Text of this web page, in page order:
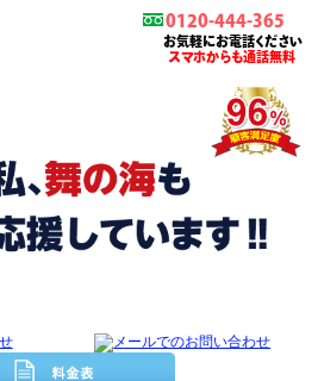
0120-444-365
お気軽にお電話ください
スマホからも通話無料